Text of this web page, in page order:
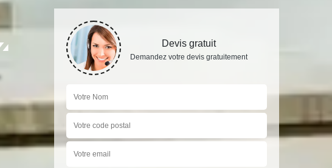
Devis gratuit
Demandez votre devis gratuitement